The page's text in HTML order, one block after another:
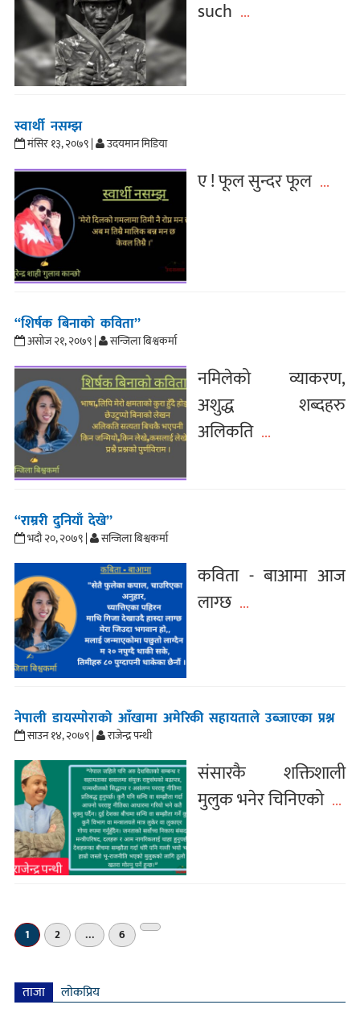
such ...
स्वार्थी नसम्झ
मंसिर १३, २०७९ | उदयमान मिडिया
ए ! फूल सुन्दर फूल ...
“शिर्षक बिनाको कविता”
असोज २१, २०७९ | सन्जिला बिश्वकर्मा
नमिलेको व्याकरण,
अशुद्ध शब्दहरु
अलिकति ...
“राम्ररी दुनियाँ देखे”
भदौ २०, २०७९ | सन्जिला बिश्वकर्मा
कविता - बाआमा आज
लाग्छ ...
नेपाली डायस्पाेराको आँखामा अमेरिकी सहायताले उब्जाएका प्रश्न
साउन १४, २०७९ | राजेन्द्र पन्थी
संसारकै शक्तिशाली
मुलुक भनेर चिनिएको ...
1 2 … 6
अर्को
ताजा लाेकप्रिय